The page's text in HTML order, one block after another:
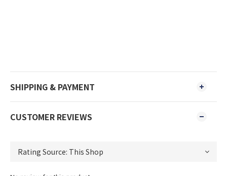
SHIPPING & PAYMENT
CUSTOMER REVIEWS